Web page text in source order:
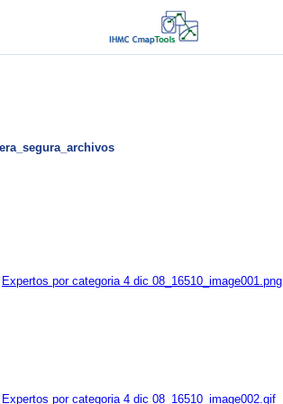
Expertos por categoria 4 dic 08_16510_image001.png
Expertos por categoria 4 dic 08_16510_image002.gif